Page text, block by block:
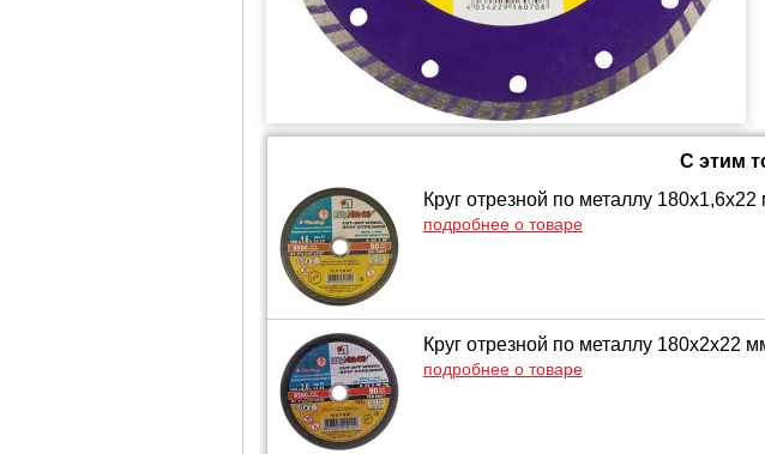
С этим
Круг отрезной по металлу
подробнее о товаре
Круг отрезной по металлу 180х2х22
подробнее о товаре